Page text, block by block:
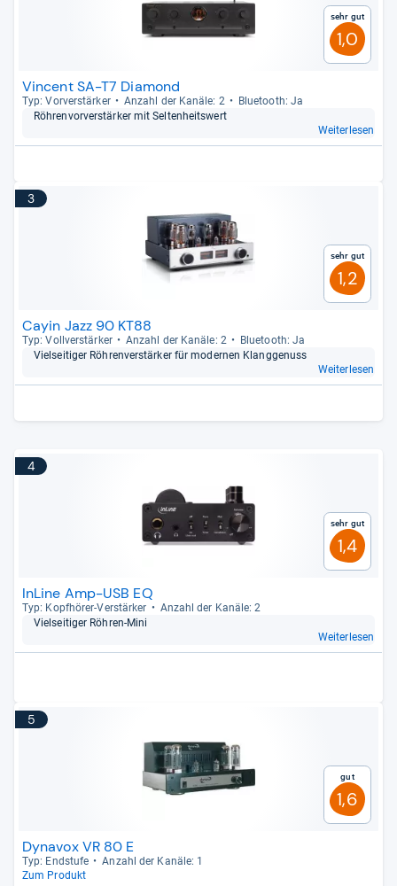
Sehr gut
1,0
Vincent SA-T7 Diamond
Typ: Vor­ver­stär­ker Anzahl der Kanäle: 2
Blue­tooth: Ja
Röh­ren­vor­ver­stär­ker mit Sel­ten­heits­wert
Weiterlesen
3
Sehr gut
1,2
Cayin Jazz 90 KT88
Typ: Voll­ver­stär­ker Anzahl der Kanäle: 2
Blue­tooth: Ja
Viel­sei­ti­ger Röh­ren­ver­stär­ker für moder­nen Klang­ge­nuss
Weiterlesen
4
Sehr gut
1,4
InLine Amp-USB EQ
Typ: Kopf­hö­rer-​Ver­stär­ker
Anzahl der Kanäle: 2
Viel­sei­ti­ger Röh­ren-​Mini
Weiterlesen
5
Gut
1,6
Dynavox VR 80 E
Typ: End­stufe
Anzahl der Kanäle: 1
Zum Produkt